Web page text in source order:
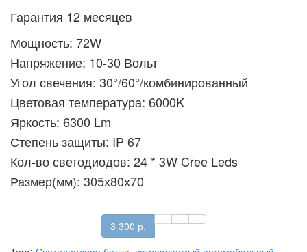
Гарантия 12 месяцев
Мощность: 72W
Напряжение: 10-30 Вольт
Угол свечения: 30°/60°/комбинированный
Цветовая температура: 6000K
Яркость: 6300 Lm
Степень защиты: IP 67
Кол-во светодиодов: 24 * 3W Cree Leds
Размер(мм): 305х80х70
3 300 р.